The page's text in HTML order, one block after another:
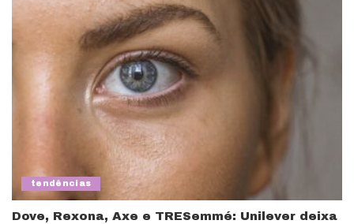
tendências
Dove, Rexona, Axe e TRESemmé: Unilever deixa